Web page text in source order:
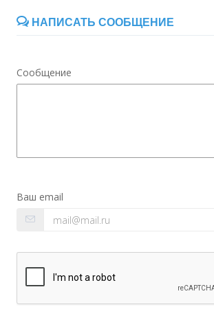
НАПИСАТЬ СООБЩЕНИЕ
Сообщение
Ваш email